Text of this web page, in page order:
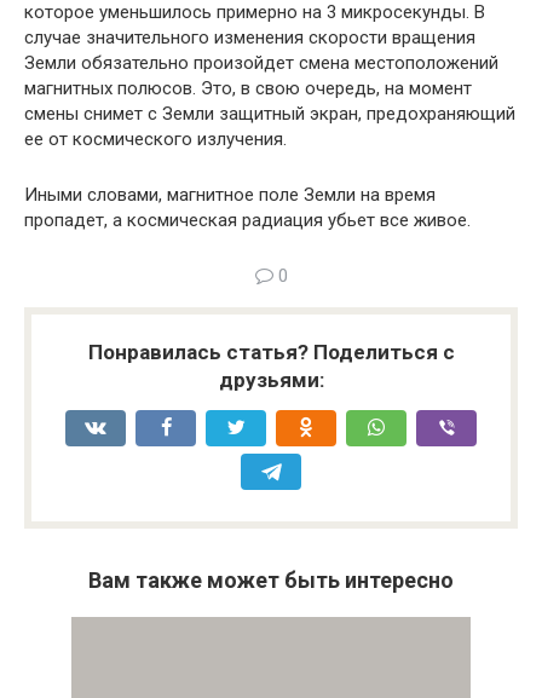
которое уменьшилось примерно на 3 микросекунды. В
случае значительного изменения скорости вращения
Земли обязательно произойдет смена местоположений
магнитных полюсов. Это, в свою очередь, на момент
смены снимет с Земли защитный экран, предохраняющий
ее от космического излучения.
Иными словами, магнитное поле Земли на время
пропадет, а космическая радиация убьет все живое.
0
Понравилась статья? Поделиться с
друзьями:
Вам также может быть интересно